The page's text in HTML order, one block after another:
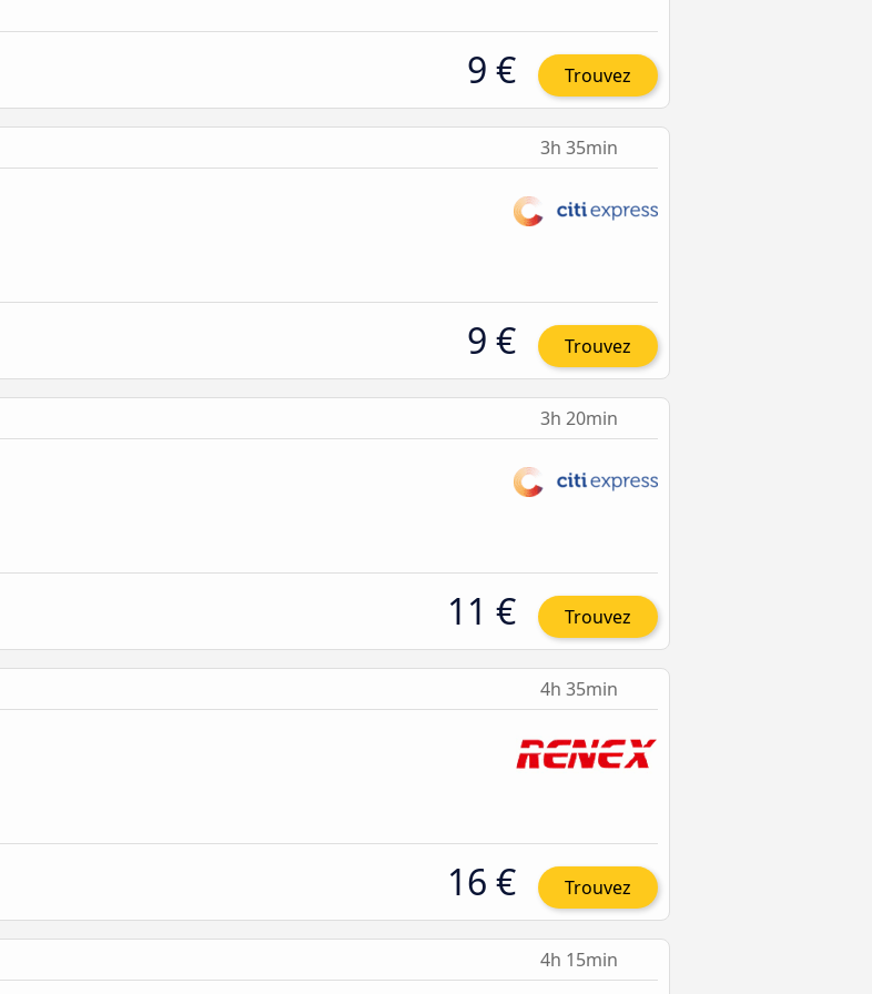
9 € Trouvez
3h 35min
9 € Trouvez
3h 20min
11 € Trouvez
4h 35min
16 € Trouvez
4h 15min